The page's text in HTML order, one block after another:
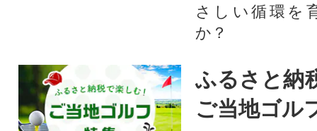
さしい循環を
か？​
ふるさと納
ご当地ゴル